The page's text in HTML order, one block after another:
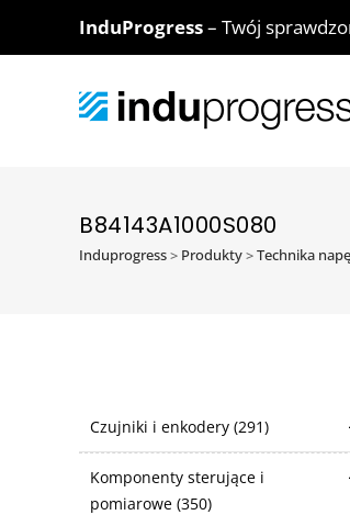
InduProgress– Twój
B84143A1000S080
Induprogress> Produkty>Technika
Czujniki i enkodery (291)
Komponenty sterujące i
pomiarowe (350)